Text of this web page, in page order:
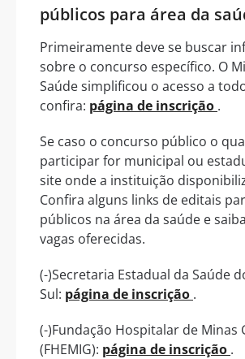
públicos para área da
Primeiramente deve se buscar
sobre o concurso específico. O
Saúde simplificou o acesso a
confira: página de inscrição .
Se caso o concurso público o
participar for municipal ou
site onde a instituição
Confira alguns links de editais
públicos na área da saúde e
vagas oferecidas.
(-)Secretaria Estadual da Saúde
Sul: página de inscrição .
(-)Fundação Hospitalar de Minas
(FHEMIG): página de inscrição .